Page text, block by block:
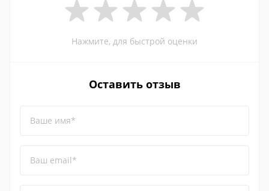
Нажмите, для быстрой оценки
Оставить отзыв
Ваше имя*
Ваш email*